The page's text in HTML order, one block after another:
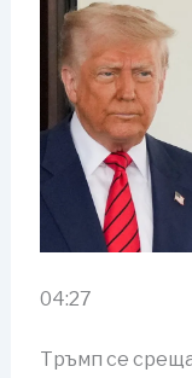
04:27
Тръмп се